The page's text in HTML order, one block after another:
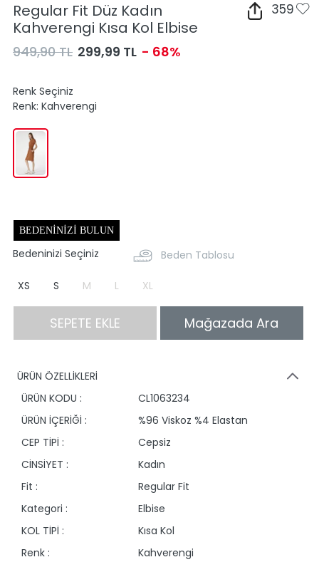
Regular Fit Düz Kadın
Kahverengi Kısa Kol Elbise
359
949,90 TL 299,99 TL - 68%
Renk Seçiniz
Renk: Kahverengi
BEDENINIZI BULUN
Bedeninizi Seçiniz Beden Tablosu
XS S M L XL
SEPETE EKLE Mağazada Ara
ÜRÜN ÖZELLİKLERİ
ÜRÜN KODU :
CL1063234
ÜRÜN İÇERİĞİ :
%96 Viskoz %4 Elastan
CEP TİPİ :
Cepsiz
CİNSİYET :
Kadın
Fit :
Regular Fit
Kategori :
Elbise
KOL TİPİ :
Kısa Kol
Renk :
Kahverengi